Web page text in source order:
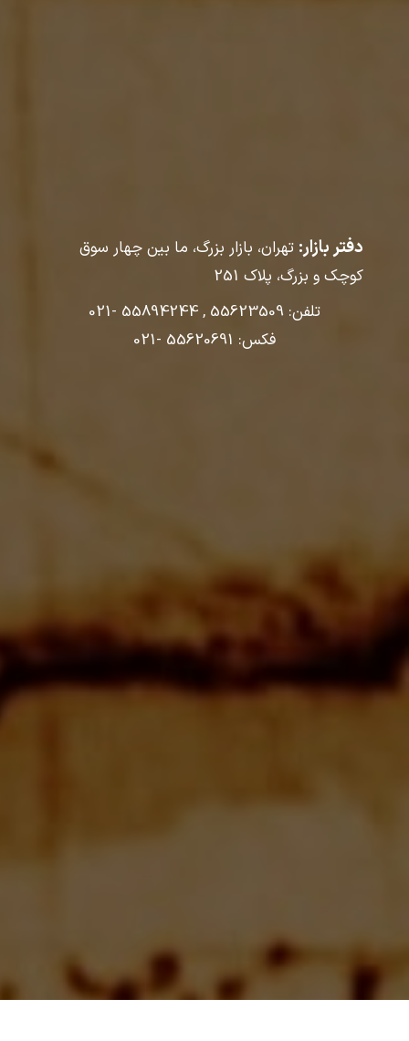
دفتر بازار: تهران، بازار بزرگ، ما بین چهار سوق
کوچک و بزرگ، پلاک 251
تلفن: 55623509 , 55894244 -021
فکس: 55620691 -021